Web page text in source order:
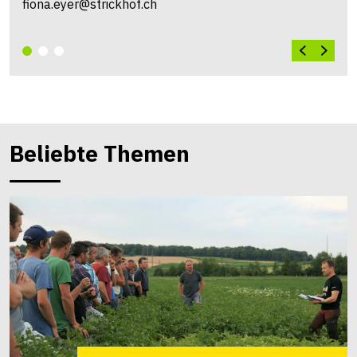
fiona.eyer@strickhof.ch
Beliebte Themen